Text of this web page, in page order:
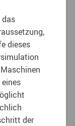
das
dieses
der